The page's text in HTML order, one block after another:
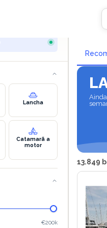
Lancha
Catamarã a
motor
€200k
13.849